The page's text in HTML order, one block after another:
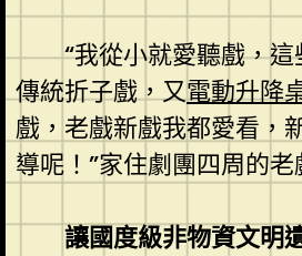
“我從小就愛聽戲，
傳統折子戲，又電動升降
戲，老戲新戲我都愛看，
導呢！”家住劇團四周的老
讓國度級非物資文明